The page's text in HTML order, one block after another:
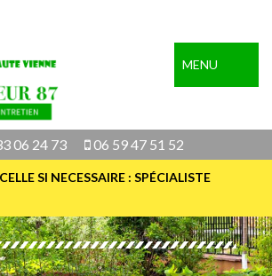
MENU
06 24 73 06 59 47 51 52
SI NECESSAIRE : SPÉCIALISTE